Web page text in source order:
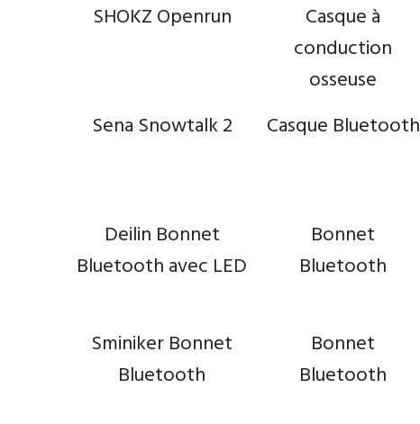
SHOKZ Openrun
Casque à
conduction
osseuse
Sena Snowtalk 2 Casque Bluetooth
Deilin Bonnet
Bluetooth avec LED
Bonnet
Bluetooth
Sminiker Bonnet
Bluetooth
Bonnet
Bluetooth